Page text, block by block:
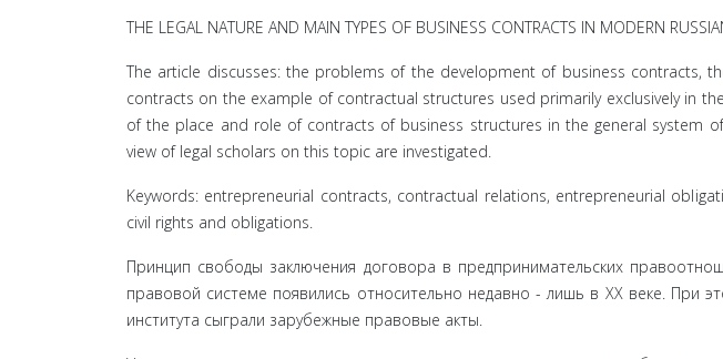
THE LEGAL NATURE AND MAIN TYPES OF BUSINESS CONTRACTS IN MODERN
The article discusses: the problems of the development of business contracts,
contracts on the example of contractual structures used primarily exclusively in
of the place and role of contracts of business structures in the general system
view of legal scholars on this topic are investigated.
Keywords: entrepreneurial contracts, contractual relations, entrepreneurial
civil rights and obligations.
Принцип свободы заключения договора в предпринима­тельских
правовой системе появились относительно недавно - лишь в XX веке. При
института сыграли зарубежные правовые акты.